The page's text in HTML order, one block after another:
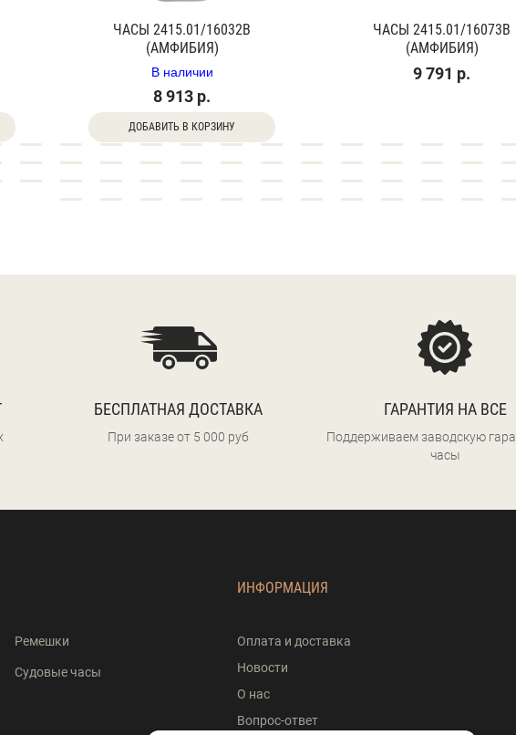
ЧАСЫ 2415.01/16032В
(АМФИБИЯ)
В наличии
8 913 р.
ДОБАВИТЬ В КОРЗИНУ
ЧАСЫ 2415.01/16073В
(АМФИБИЯ)
9 791 р.
БЕСПЛАТНАЯ ДОСТАВКА
При заказе от 5 000 руб
ГАРАНТИЯ НА ВСЕ
Поддерживаем заводскую
часы
Ремешки
Судовые часы
ИНФОРМАЦИЯ
Оплата и доставка
Новости
О нас
Вопрос-ответ